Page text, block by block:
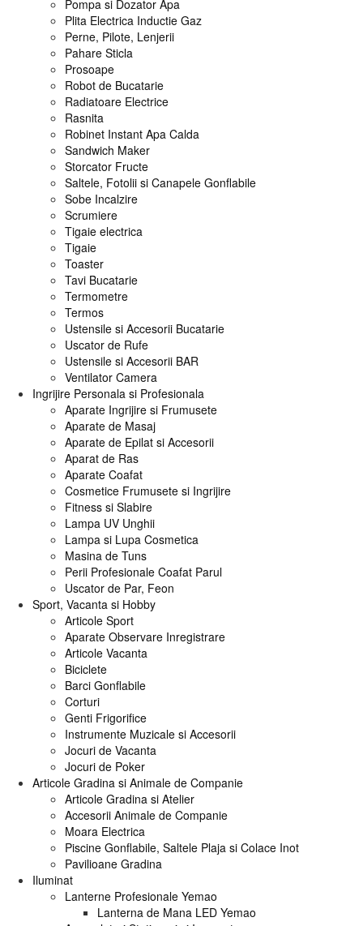
Pompa si Dozator Apa
Plita Electrica Inductie Gaz
Perne, Pilote, Lenjerii
Pahare Sticla
Prosoape
Robot de Bucatarie
Radiatoare Electrice
Rasnita
Robinet Instant Apa Calda
Sandwich Maker
Storcator Fructe
Saltele, Fotolii si Canapele Gonflabile
Sobe Incalzire
Scrumiere
Tigaie electrica
Tigaie
Toaster
Tavi Bucatarie
Termometre
Termos
Ustensile si Accesorii Bucatarie
Uscator de Rufe
Ustensile si Accesorii BAR
Ventilator Camera
Ingrijire Personala si Profesionala
Aparate Ingrijire si Frumusete
Aparate de Masaj
Aparate de Epilat si Accesorii
Aparat de Ras
Aparate Coafat
Cosmetice Frumusete si Ingrijire
Fitness si Slabire
Lampa UV Unghii
Lampa si Lupa Cosmetica
Masina de Tuns
Perii Profesionale Coafat Parul
Uscator de Par, Feon
Sport, Vacanta si Hobby
Articole Sport
Aparate Observare Inregistrare
Articole Vacanta
Biciclete
Barci Gonflabile
Corturi
Genti Frigorifice
Instrumente Muzicale si Accesorii
Jocuri de Vacanta
Jocuri de Poker
Articole Gradina si Animale de Companie
Articole Gradina si Atelier
Accesorii Animale de Companie
Moara Electrica
Piscine Gonflabile, Saltele Plaja si Colace Inot
Pavilioane Gradina
Iluminat
Lanterne Profesionale Yemao
Lanterna de Mana LED Yemao